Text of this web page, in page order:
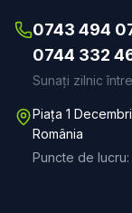
0743 494
0744 332
Sunați zilnic
Piața 1
România
Puncte de